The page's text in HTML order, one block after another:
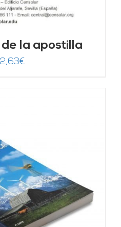
la apostilla
€